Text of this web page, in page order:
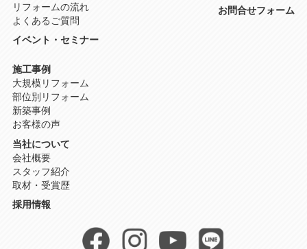
リフォームの流れ
よくあるご質問
イベント・セミナー
施工事例
大規模リフォーム
部位別リフォーム
新築事例
お客様の声
当社について
会社概要
スタッフ紹介
取材・受賞歴
採用情報
お問合せフォーム